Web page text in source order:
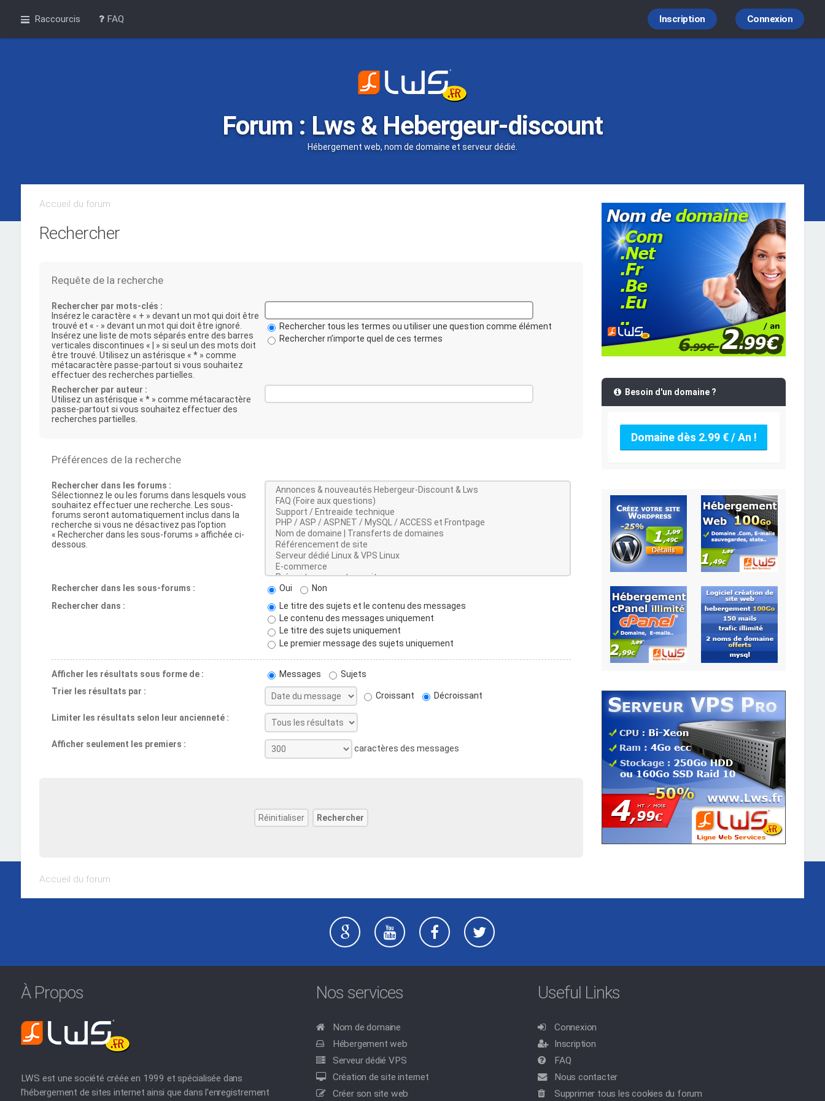
Raccourcis FAQ Connexion
Inscription
Forum : Lws & Hebergeur-discount
Hébergement web, nom de domaine et serveur dédié.
Accueil du forum
Rechercher
Requête de la recherche
Rechercher par mots-clés :
Insérez le caractère « + » devant un mot qui doit être
trouvé et « - » devant un mot qui doit être ignoré.
Insérez une liste de mots séparés entre des barres
verticales discontinues « | » si seul un des mots doit
être trouvé. Utilisez un astérisque « * » comme
métacaractère passe-partout si vous souhaitez
effectuer des recherches partielles.
Rechercher tous les termes ou utiliser une question comme élément
Rechercher n’importe quel de ces termes
Rechercher par auteur :
Utilisez un astérisque « * » comme métacaractère
passe-partout si vous souhaitez effectuer des
recherches partielles.
Préférences de la recherche
Rechercher dans les forums :
Sélectionnez le ou les forums dans lesquels vous
souhaitez effectuer une recherche. Les sous-
forums seront automatiquement inclus dans la
recherche si vous ne désactivez pas l’option
« Rechercher dans les sous-forums » affichée ci-
dessous.
Rechercher dans les sous-forums : Oui
Non
Rechercher dans :
Le titre des sujets et le contenu des messages
Le contenu des messages uniquement
Le titre des sujets uniquement
Le premier message des sujets uniquement
Afficher les résultats sous forme de : Messages
Sujets
Trier les résultats par :
Croissant Décroissant
Limiter les résultats selon leur ancienneté :
Afficher seulement les premiers : caractères des messages
Accueil du forum
Besoin d'un domaine ?
Domaine dès 2.99 € / An !
À Propos
LWS est une société créée en 1999 et spécialisée dans
l'hébergement de sites internet ainsi que dans l'enregistrement
Nos services
Nom de domaine
Hébergement web
Serveur dédié VPS
Création de site internet
Créer son site web
Useful Links
Connexion
Inscription
FAQ
Nous contacter
Supprimer tous les cookies du forum